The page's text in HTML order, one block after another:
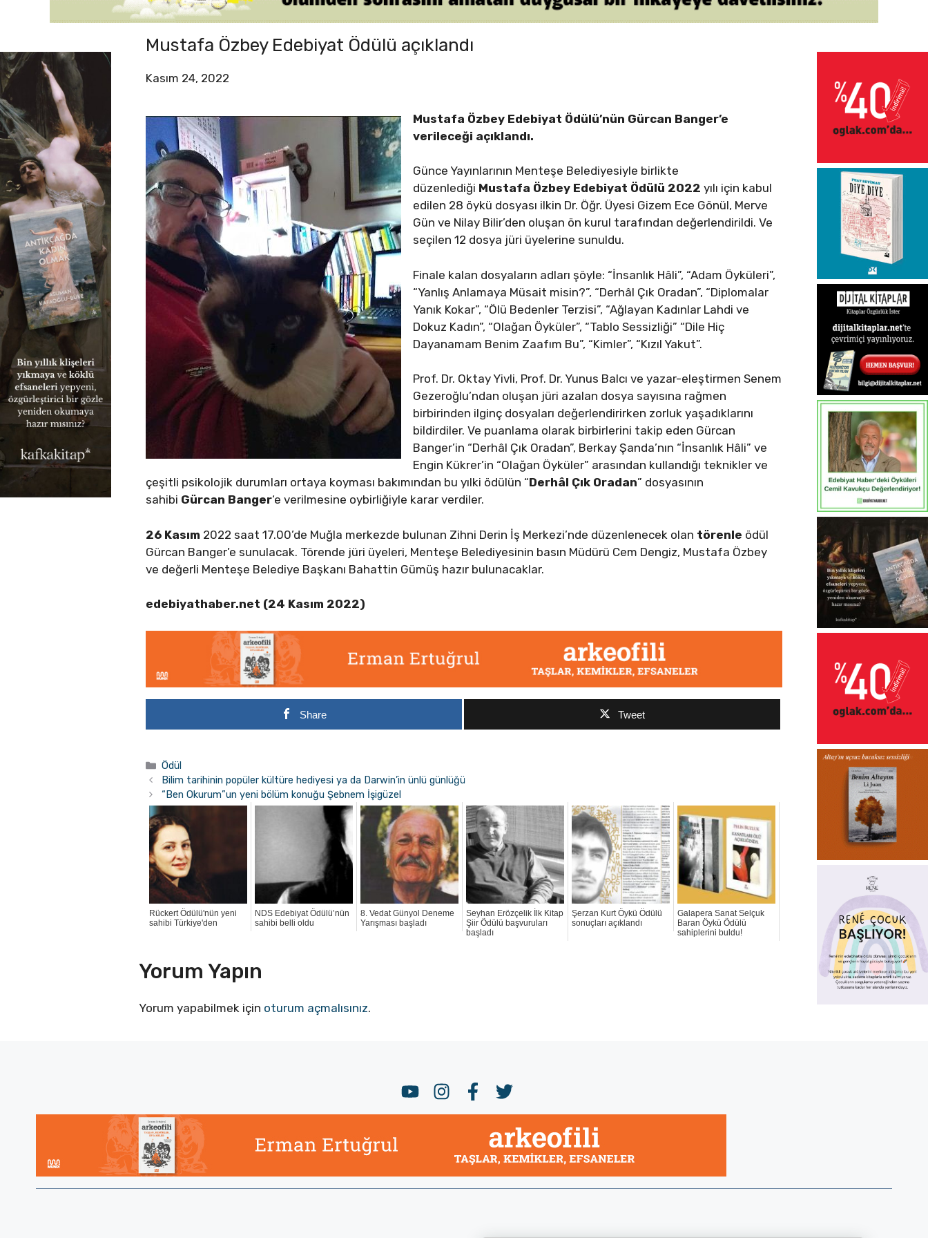
Mustafa Özbey Edebiyat Ödülü açıklandı
Kasım 24, 2022
Mustafa Özbey Edebiyat Ödülü’nün Gürcan Banger’e
verileceği açıklandı.
Günce Yayınlarının Menteşe Belediyesiyle birlikte
düzenlediği Mustafa Özbey Edebiyat Ödülü 2022 yılı için kabul
edilen 28 öykü dosyası ilkin Dr. Öğr. Üyesi Gizem Ece Gönül, Merve
Gün ve Nilay Bilir’den oluşan ön kurul tarafından değerlendirildi. Ve
seçilen 12 dosya jüri üyelerine sunuldu.
Finale kalan dosyaların adları şöyle: “İnsanlık Hâli”, “Adam Öyküleri”,
“Yanlış Anlamaya Müsait misin?”, “Derhâl Çık Oradan”, “Diplomalar
Yanık Kokar”, “Ölü Bedenler Terzisi”, “Ağlayan Kadınlar Lahdi ve
Dokuz Kadın”, “Olağan Öyküler”, “Tablo Sessizliği” “Dile Hiç
Dayanamam Benim Zaafım Bu”, “Kimler”, “Kızıl Yakut”.
Prof. Dr. Oktay Yivli, Prof. Dr. Yunus Balcı ve yazar-eleştirmen Senem
Gezeroğlu’ndan oluşan jüri azalan dosya sayısına rağmen
birbirinden ilginç dosyaları değerlendirirken zorluk yaşadıklarını
bildirdiler. Ve puanlama olarak birbirlerini takip eden Gürcan
Banger’in “Derhâl Çık Oradan”, Berkay Şanda’nın “İnsanlık Hâli” ve
Engin Kükrer’in “Olağan Öyküler” arasından kullandığı teknikler ve
çeşitli psikolojik durumları ortaya koyması bakımından bu yılki ödülün “Derhâl Çık Oradan” dosyasının
sahibi Gürcan Banger‘e verilmesine oybirliğiyle karar verdiler.
26 Kasım 2022 saat 17.00’de Muğla merkezde bulunan Zihni Derin İş Merkezi’nde düzenlenecek olan törenle ödül
Gürcan Banger’e sunulacak. Törende jüri üyeleri, Menteşe Belediyesinin basın Müdürü Cem Dengiz, Mustafa Özbey
ve değerli Menteşe Belediye Başkanı Bahattin Gümüş hazır bulunacaklar.
edebiyathaber.net (24 Kasım 2022)
Share Tweet
Kategoriler
Ödül
Bilim tarihinin popüler kültüre hediyesi ya da Darwin’in ünlü günlüğü
“Ben Okurum”un yeni bölüm konuğu Şebnem İşigüzel
Rückert Ödülü'nün yeni
sahibi Türkiye'den
NDS Edebiyat Ödülü’nün
sahibi belli oldu
8. Vedat Günyol Deneme
Yarışması başladı
Seyhan Erözçelik İlk Kitap
Şiir Ödülü başvuruları
başladı
Şerzan Kurt Öykü Ödülü
sonuçları açıklandı
Galapera Sanat Selçuk
Baran Öykü Ödülü
sahiplerini buldu!
Yorum Yapın
Yorum yapabilmek için oturum açmalısınız.